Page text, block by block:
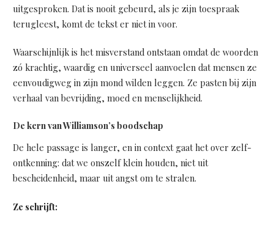
uitgesproken. Dat is nooit gebeurd, als je zijn toespraak
terugleest, komt de tekst er niet in voor.
Waarschijnlijk is het misverstand ontstaan omdat de woorden
zó krachtig, waardig en universeel aanvoelen dat mensen ze
eenvoudigweg in zijn mond wilden leggen. Ze pasten bij zijn
verhaal van bevrijding, moed en menselijkheid.
De kern van Williamson’s boodschap
De hele passage is langer, en in context gaat het over zelf-
ontkenning: dat we onszelf klein houden, niet uit
bescheidenheid, maar uit angst om te stralen.
Ze schrijft: